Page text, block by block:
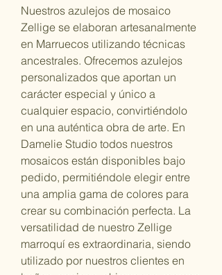
Nuestros azulejos de mosaico
Zellige se elaboran artesanalmente
en Marruecos utilizando técnicas
ancestrales. Ofrecemos azulejos
personalizados que aportan un
carácter especial y único a
cualquier espacio, convirtiéndolo
en una auténtica obra de arte. En
Damelie Studio todos nuestros
mosaicos están disponibles bajo
pedido, permitiéndole elegir entre
una amplia gama de colores para
crear su combinación perfecta. La
versatilidad de nuestro Zellige
marroquí es extraordinaria, siendo
utilizado por nuestros clientes en